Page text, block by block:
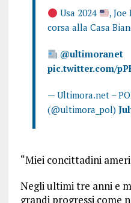
Usa 2024
,
corsa alla Casa
@ultimoranet
pic.twitter.com/
— Ultimora.net –
(@ultimora_pol)
“Miei concittadini
Negli ultimi tre anni e
grandi progressi come